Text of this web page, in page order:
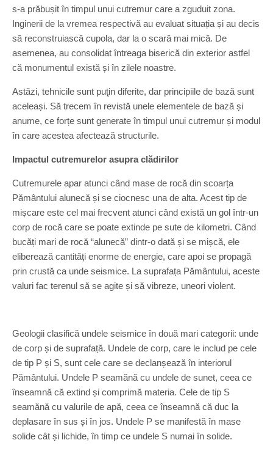
s-a prăbușit în timpul unui cutremur care a zguduit zona.
Inginerii de la vremea respectivă au evaluat situația și au decis
să reconstruiască cupola, dar la o scară mai mică. De
asemenea, au consolidat întreaga biserică din exterior astfel
că monumentul există și în zilele noastre.
Astăzi, tehnicile sunt puţin diferite, dar principiile de bază sunt
aceleași. Să trecem în revistă unele elementele de bază și
anume, ce forțe sunt generate în timpul unui cutremur și modul
în care acestea afectează structurile.
Impactul cutremurelor asupra clădirilor
Cutremurele apar atunci când mase de rocă din scoarța
Pământului alunecă și se ciocnesc una de alta. Acest tip de
mișcare este cel mai frecvent atunci când există un gol într-un
corp de rocă care se poate extinde pe sute de kilometri. Când
bucăți mari de rocă “alunecă” dintr-o dată și se mișcă, ele
eliberează cantități enorme de energie, care apoi se propagă
prin crustă ca unde seismice. La suprafața Pământului, aceste
valuri fac terenul să se agite și să vibreze, uneori violent.
Geologii clasifică undele seismice în două mari categorii: unde
de corp și de suprafață. Undele de corp, care le includ pe cele
de tip P și S, sunt cele care se declanșează în interiorul
Pământului. Undele P seamănă cu undele de sunet, ceea ce
înseamnă că extind și comprimă materia. Cele de tip S
seamănă cu valurile de apă, ceea ce înseamnă că duc la
deplasare în sus și în jos. Undele P se manifestă în mase
solide cât și lichide, în timp ce undele S numai în solide.